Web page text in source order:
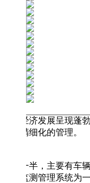
经济发展呈现
、精细化的管理。
一半，主要有
监测管理系统